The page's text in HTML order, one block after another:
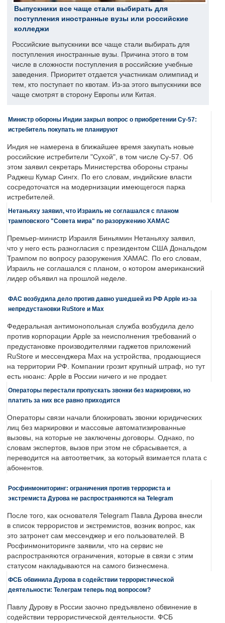
Выпускники все чаще стали выбирать для
поступления иностранные вузы или российские
колледжи
Российские выпускники все чаще стали выбирать для
поступления иностранные вузы. Причина этого в том
числе в сложности поступления в российские учебные
заведения. Приоритет отдается участникам олимпиад и
тем, кто поступает по квотам. Из-за этого выпускники все
чаще смотрят в сторону Европы или Китая.
Министр обороны Индии закрыл вопрос о приобретении Су-57:
истребитель покупать не планируют
Индия не намерена в ближайшее время закупать новые
российские истребители "Сухой", в том числе Су-57. Об
этом заявил секретарь Министерства обороны страны
Раджеш Кумар Сингх. По его словам, индийские власти
сосредоточатся на модернизации имеющегося парка
истребителей.
Нетаньяху заявил, что Израиль не соглашался с планом
трамповского "Совета мира" по разоружению ХАМАС
Премьер-министр Израиля Биньямин Нетаньяху заявил,
что у него есть разногласия с президентом США Дональдом
Трампом по вопросу разоружения ХАМАС. По его словам,
Израиль не соглашался с планом, о котором американский
лидер объявил на прошлой неделе.
ФАС возбудила дело против давно ушедшей из РФ Apple из-за
непредустановки RuStore и Max
Федеральная антимонопольная служба возбудила дело
против корпорации Apple за неисполнения требований о
предустановке производителями гаджетов приложений
RuStore и мессенджера Max на устройства, продающиеся
на территории РФ. Компании грозит крупный штраф, но тут
есть нюанс: Apple в России ничего и не продает.
Операторы перестали пропускать звонки без маркировки, но
платить за них все равно приходится
Операторы связи начали блокировать звонки юридических
лиц без маркировки и массовые автоматизированные
вызовы, на которые не заключены договоры. Однако, по
словам экспертов, вызов при этом не сбрасывается, а
переводится на автоответчик, за который взимается плата с
абонентов.
Росфинмониторинг: ограничения против террориста и
экстремиста Дурова не распространяются на Telegram
После того, как основателя Telegram Павла Дурова внесли
в список террористов и экстремистов, возник вопрос, как
это затронет сам мессенджер и его пользователей. В
Росфинмониторинге заявили, что на сервис не
распространяются ограничения, которые в связи с этим
статусом накладываются на самого бизнесмена.
ФСБ обвинила Дурова в содействии террористической
деятельности: Телеграм теперь под вопросом?
Павлу Дурову в России заочно предъявлено обвинение в
содействии террористической деятельности. ФСБ